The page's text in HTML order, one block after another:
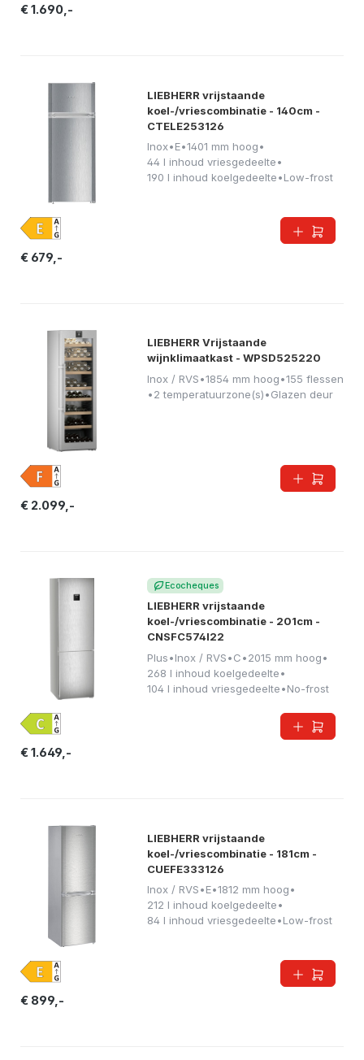
€ 1.690,-
LIEBHERR vrijstaande
koel-/vriescombinatie - 140cm -
CTELE253126
Inox•E•1401 mm hoog•
44 l inhoud vriesgedeelte•
190 l inhoud koelgedeelte•Low-frost
€ 679,-
LIEBHERR Vrijstaande
wijnklimaatkast - WPSD525220
Inox / RVS•1854 mm hoog•155 flessen
•2 temperatuurzone(s)•Glazen deur
€ 2.099,-
Ecocheques
LIEBHERR vrijstaande
koel-/vriescombinatie - 201cm -
CNSFC574I22
Plus•Inox / RVS•C•2015 mm hoog•
268 l inhoud koelgedeelte•
104 l inhoud vriesgedeelte•No-frost
€ 1.649,-
LIEBHERR vrijstaande
koel-/vriescombinatie - 181cm -
CUEFE333126
Inox / RVS•E•1812 mm hoog•
212 l inhoud koelgedeelte•
84 l inhoud vriesgedeelte•Low-frost
€ 899,-